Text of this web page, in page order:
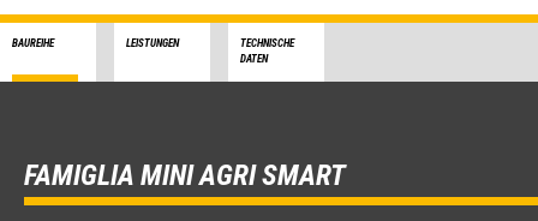
BAUREIHE LEISTUNGEN
TECHNISCHE
DATEN
FAMIGLIA MINI AGRI SMART